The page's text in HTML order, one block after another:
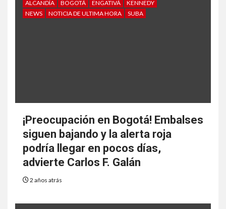
ALCANDÍA BOGOTÁ ENGATIVÁ
KENNEDY
NEWS
NOTICIA DE ULTIMA HORA SUBA
¡Preocupación en Bogotá! Embalses
siguen bajando y la alerta roja
podría llegar en pocos días,
advierte Carlos F. Galán
2 años atrás